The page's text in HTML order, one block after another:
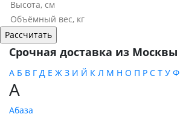
Срочная доставка из Москвы
А Б В Г Д Е Ж З И Й К Л М Н О П Р С Т У Ф
А
Абаза